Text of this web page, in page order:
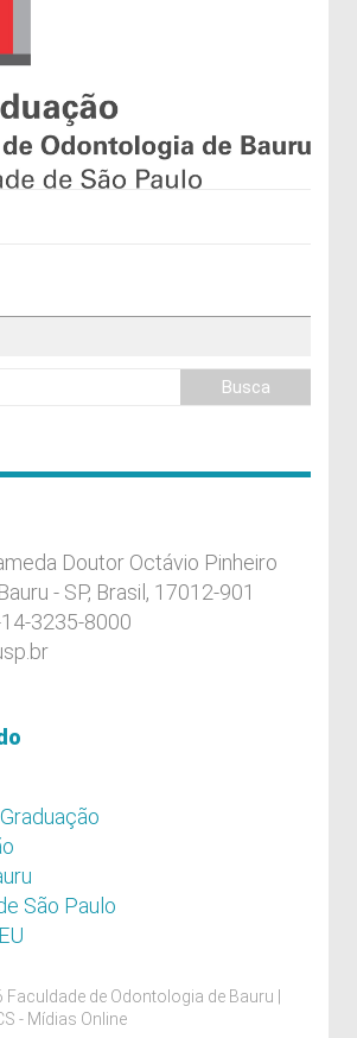
Doutor Octávio Pinheiro
- SP, Brasil, 17012-901
3235-8000
São Paulo
de Odontologia de Bauru |
- Mídias Online